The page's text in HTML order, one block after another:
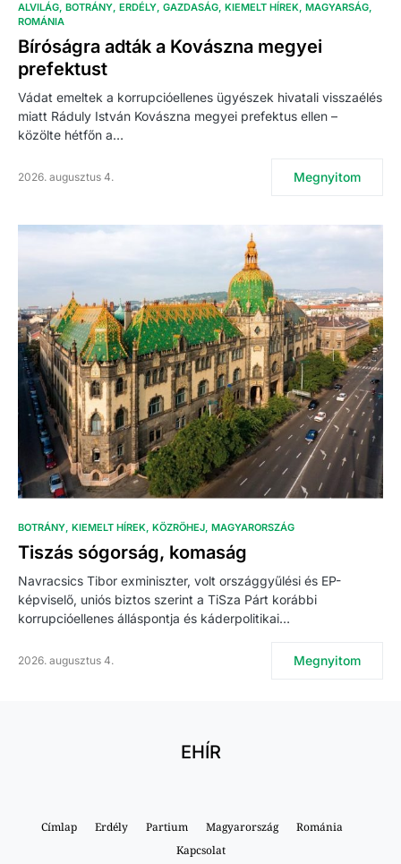
ALVILÁG BOTRÁNY ERDÉLY GAZDASÁG KIEMELT HÍREK MAGYARSÁG
ROMÁNIA
Bíróságra adták a Kovászna megyei
prefektust
Vádat emeltek a korrupcióellenes ügyészek hivatali visszaélés
miatt Ráduly István Kovászna megyei prefektus ellen –
közölte hétfőn a…
2026. augusztus 4. Megnyitom
BOTRÁNY KIEMELT HÍREK KÖZRÖHEJ MAGYARORSZÁG
Tiszás sógorság, komaság
Navracsics Tibor exminiszter, volt országgyűlési és EP-
képviselő, uniós biztos szerint a TiSza Párt korábbi
korrupcióellenes álláspontja és káderpolitikai…
2026. augusztus 4. Megnyitom
EHÍR
Címlap Erdély Partium Magyarország
Románia
Kapcsolat